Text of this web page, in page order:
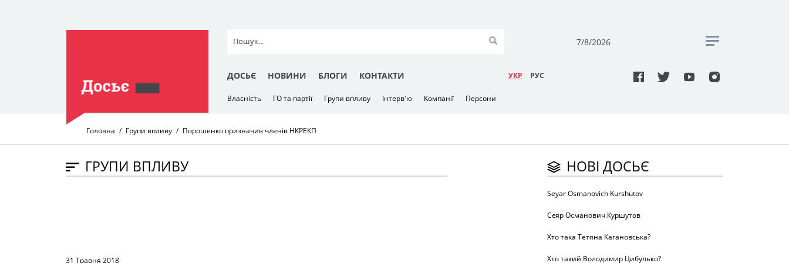
7/8/2026
ДОСЬЄ НОВИНИ БЛОГИ КОНТАКТИ УКР РУC
Власність ГО та партії Групи впливу Інтерв'ю Компанії Персони
Головна Групи впливу Порошенко призначив членів НКРЕКП
ГРУПИ ВПЛИВУ
31 Травня 2018
НОВІ ДОСЬЄ
Seyar Osmanovich Kurshutov
Сєяр Османович Куршутов
Хто така Тетяна Кагановська?
Хто такий Володимир Цибулько?